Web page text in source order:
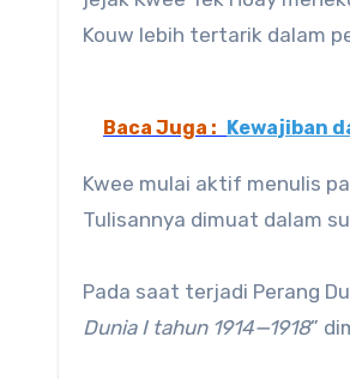
Kouw lebih tertarik dalam
Baca Juga : Kewajiban
Kwee mulai aktif menulis
Tulisannya dimuat dalam
Pada saat terjadi Perang
Dunia I tahun 1914—1918”